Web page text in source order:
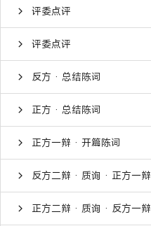
评委点评
评委点评
反方 · 总结陈词
正方 · 总结陈词
正方一辩 · 开篇陈词
反方二辩 · 质询 · 正方一辩
正方二辩 · 质询 · 反方一辩